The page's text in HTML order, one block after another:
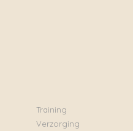
Training
Verzorging